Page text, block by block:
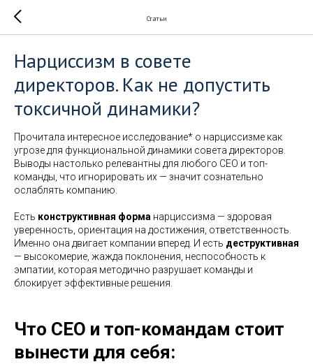
Статьи
Нарциссизм в совете
директоров. Как не допустить
токсичной динамики?
Прочитала интересное исследование* о нарциссизме как
угрозе для функциональной динамики совета директоров.
Выводы настолько релевантны для любого CEO и топ-
команды, что игнорировать их — значит сознательно
ослаблять компанию.
Есть конструктивная форма нарциссизма — здоровая
уверенность, ориентация на достижения, ответственность.
Именно она двигает компании вперед. И есть деструктивная
— высокомерие, жажда поклонения, неспособность к
эмпатии, которая методично разрушает команды и
блокирует эффективные решения.
Что CEO и топ-командам стоит
вынести для себя: